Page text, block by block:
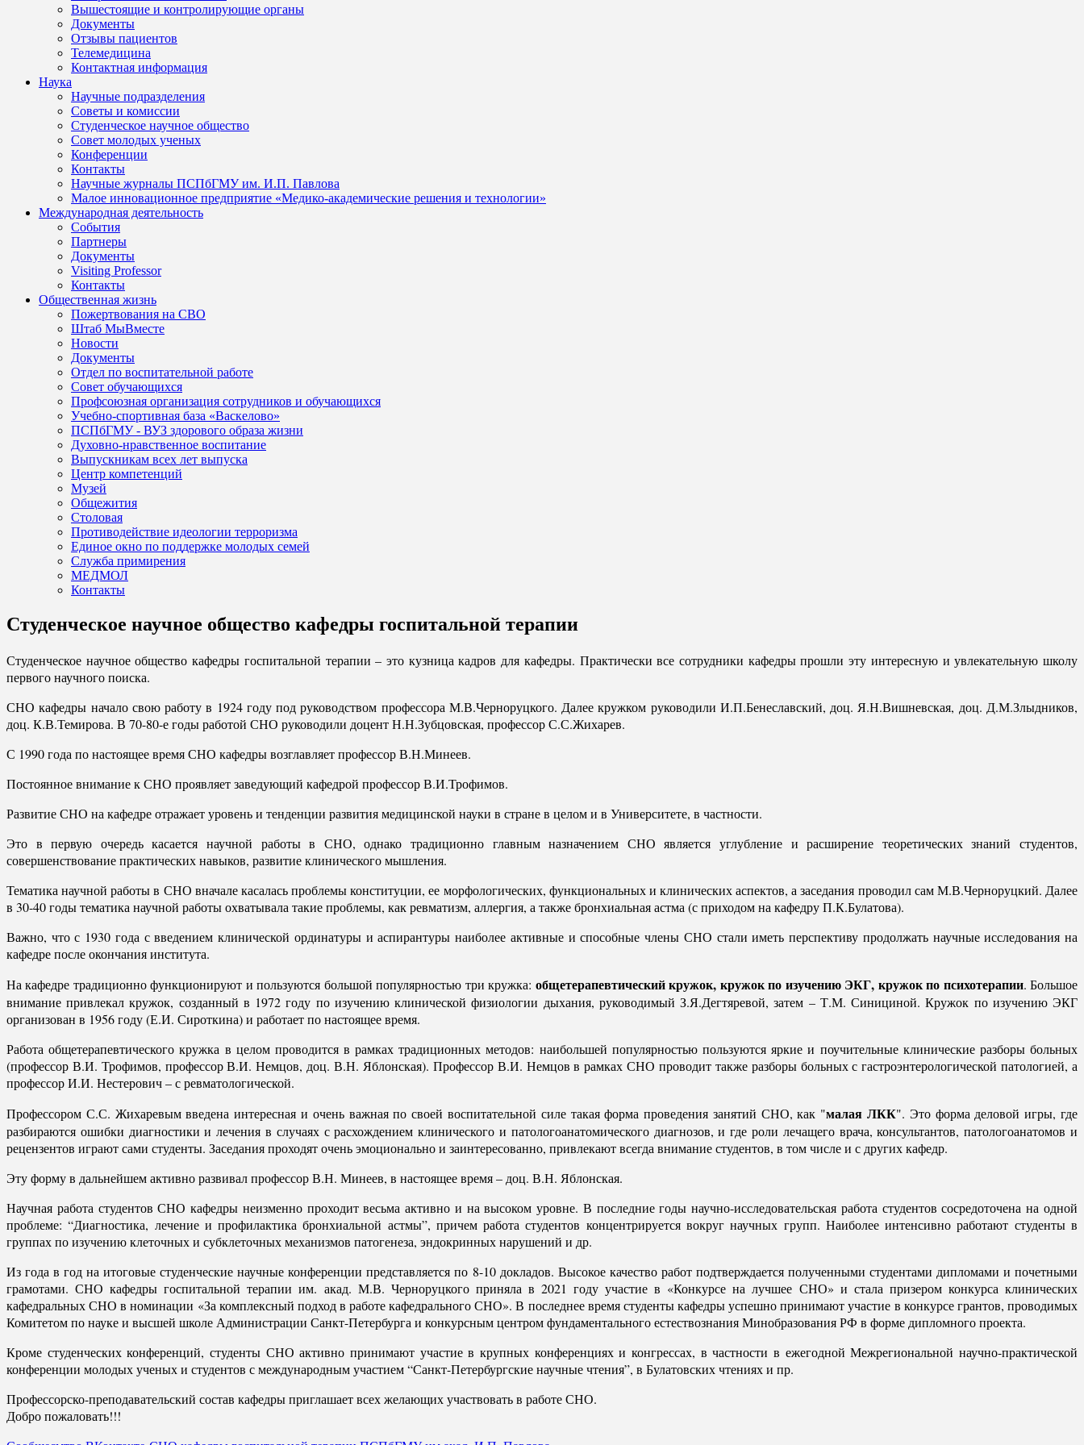
Вышестоящие и контролирующие органы
Документы
Отзывы пациентов
Телемедицина
Контактная информация
Наука
Научные подразделения
Советы и комиссии
Студенческое научное общество
Совет молодых ученых
Конференции
Контакты
Научные журналы ПСПбГМУ им. И.П. Павлова
Малое инновационное предприятие «Медико-академические решения и технологии»
Международная деятельность
События
Партнеры
Документы
Visiting Professor
Контакты
Общественная жизнь
Пожертвования на СВО
Штаб МыВместе
Новости
Документы
Отдел по воспитательной работе
Совет обучающихся
Профсоюзная организация сотрудников и обучающихся
Учебно-спортивная база «Васкелово»
ПСПбГМУ - ВУЗ здорового образа жизни
Духовно-нравственное воспитание
Выпускникам всех лет выпуска
Центр компетенций
Музей
Общежития
Столовая
Противодействие идеологии терроризма
Единое окно по поддержке молодых семей
Служба примирения
МЕДМОЛ
Контакты
Студенческое научное общество кафедры госпитальной терапии
Студенческое научное общество кафедры госпитальной терапии – это кузница кадров для кафедры. Практически все сотрудники кафедры прошли эту интересную и увлекательную школу
первого научного поиска.
СНО кафедры начало свою работу в 1924 году под руководством профессора М.В.Черноруцкого. Далее кружком руководили И.П.Бенеславский, доц. Я.Н.Вишневская, доц. Д.М.Злыдников,
доц. К.В.Темирова. В 70-80-е годы работой СНО руководили доцент Н.Н.Зубцовская, профессор С.С.Жихарев.
С 1990 года по настоящее время СНО кафедры возглавляет профессор В.Н.Минеев.
Постоянное внимание к СНО проявляет заведующий кафедрой профессор В.И.Трофимов.
Развитие СНО на кафедре отражает уровень и тенденции развития медицинской науки в стране в целом и в Университете, в частности.
Это в первую очередь касается научной работы в СНО, однако традиционно главным назначением СНО является углубление и расширение теоретических знаний студентов,
совершенствование практических навыков, развитие клинического мышления.
Тематика научной работы в СНО вначале касалась проблемы конституции, ее морфологических, функциональных и клинических аспектов, а заседания проводил сам М.В.Черноруцкий. Далее
в 30-40 годы тематика научной работы охватывала такие проблемы, как ревматизм, аллергия, а также бронхиальная астма (с приходом на кафедру П.К.Булатова).
Важно, что с 1930 года с введением клинической ординатуры и аспирантуры наиболее активные и способные члены СНО стали иметь перспективу продолжать научные исследования на
кафедре после окончания института.
На кафедре традиционно функционируют и пользуются большой популярностью три кружка: общетерапевтический кружок, кружок по изучению ЭКГ, кружок по психотерапии. Большое
внимание привлекал кружок, созданный в 1972 году по изучению клинической физиологии дыхания, руководимый З.Я.Дегтяревой, затем – Т.М. Синициной. Кружок по изучению ЭКГ
организован в 1956 году (Е.И. Сироткина) и работает по настоящее время.
Работа общетерапевтического кружка в целом проводится в рамках традиционных методов: наибольшей популярностью пользуются яркие и поучительные клинические разборы больных
(профессор В.И. Трофимов, профессор В.И. Немцов, доц. В.Н. Яблонская). Профессор В.И. Немцов в рамках СНО проводит также разборы больных с гастроэнтерологической патологией, а
профессор И.И. Нестерович – с ревматологической.
Профессором С.С. Жихаревым введена интересная и очень важная по своей воспитательной силе такая форма проведения занятий СНО, как "малая ЛКК". Это форма деловой игры, где
разбираются ошибки диагностики и лечения в случаях с расхождением клинического и патологоанатомического диагнозов, и где роли лечащего врача, консультантов, патологоанатомов и
рецензентов играют сами студенты. Заседания проходят очень эмоционально и заинтересованно, привлекают всегда внимание студентов, в том числе и с других кафедр.
Эту форму в дальнейшем активно развивал профессор В.Н. Минеев, в настоящее время – доц. В.Н. Яблонская.
Научная работа студентов СНО кафедры неизменно проходит весьма активно и на высоком уровне. В последние годы научно-исследовательская работа студентов сосредоточена на одной
проблеме: “Диагностика, лечение и профилактика бронхиальной астмы”, причем работа студентов концентрируется вокруг научных групп. Наиболее интенсивно работают студенты в
группах по изучению клеточных и субклеточных механизмов патогенеза, эндокринных нарушений и др.
Из года в год на итоговые студенческие научные конференции представляется по 8-10 докладов. Высокое качество работ подтверждается полученными студентами дипломами и почетными
грамотами. СНО кафедры госпитальной терапии им. акад. М.В. Черноруцкого приняла в 2021 году участие в «Конкурсе на лучшее СНО» и стала призером конкурса клинических
кафедральных СНО в номинации «За комплексный подход в работе кафедрального СНО». В последнее время студенты кафедры успешно принимают участие в конкурсе грантов, проводимых
Комитетом по науке и высшей школе Администрации Санкт-Петербурга и конкурсным центром фундаментального естествознания Минобразования РФ в форме дипломного проекта.
Кроме студенческих конференций, студенты СНО активно принимают участие в крупных конференциях и конгрессах, в частности в ежегодной Межрегиональной научно-практической
конференции молодых ученых и студентов с международным участием “Санкт-Петербургские научные чтения”, в Булатовских чтениях и пр.
Профессорско-преподавательский состав кафедры приглашает всех желающих участвовать в работе СНО.
Добро пожаловать!!!